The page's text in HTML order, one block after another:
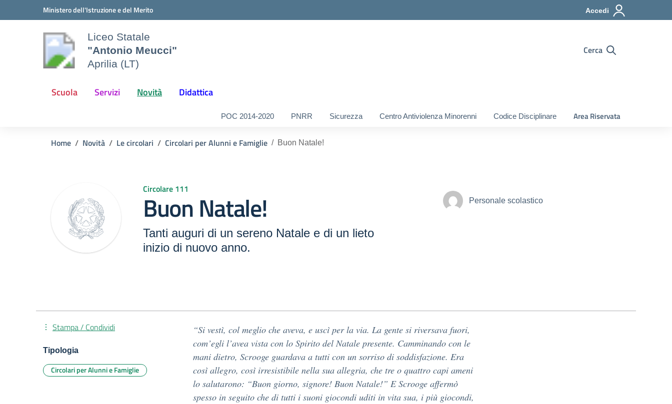
Vai ai contenuti
Vai al menu di navigazioneMinistero dell'Istruzione e del Merito Accedi
Liceo Statale
"Antonio Meucci"
Aprilia (LT)
Cerca
Scuola Servizi Novità Didattica
POC 2014-2020 PNRR Sicurezza Centro Antiviolenza Minorenni Codice Disciplinare Area Riservata
Home Novità Le circolari Circolari per Alunni e Famiglie Buon Natale!
Circolare 111
Buon Natale!
Tanti auguri di un sereno Natale e di un lieto
inizio di nuovo anno.
Personale scolastico
“Si vestì, col meglio che aveva, e uscì per la via. La gente si riversava fuori,
com’egli l’avea vista con lo Spirito del Natale presente. Camminando con le
mani dietro, Scrooge guardava a tutti con un sorriso di soddisfazione. Era
così allegro, così irresistibile nella sua allegria, che tre o quattro capi ameni
lo salutarono: “Buon giorno, signore! Buon Natale!” E Scrooge affermò
spesso in seguito che di tutti i suoni giocondi uditi in vita sua, i più giocondi,
Stampa / Condividi
Tipologia
Circolari per Alunni e Famiglie